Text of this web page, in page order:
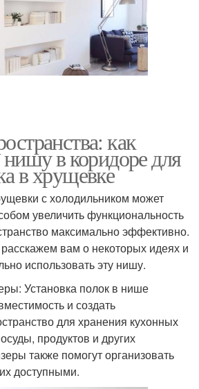
как
нишу в коридоре для
в хрущевке
с холодильником может
увеличить функциональность
максимально эффективно.
вам о некоторых идеях и
использовать эту нишу.
Установка полок в нише
и создать
для хранения кухонных
продуктов и других
также помогут организовать
доступными.